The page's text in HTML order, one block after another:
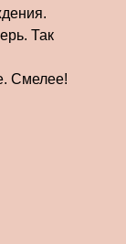
Так
Смелее!